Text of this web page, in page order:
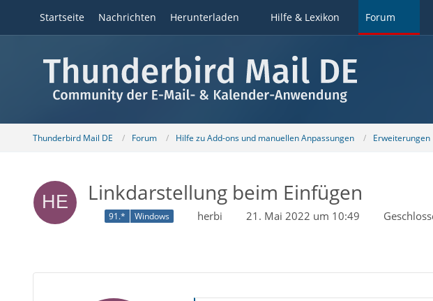
Startseite Nachrichten Herunterladen Hilfe & Lexikon Forum
Thunderbird Mail DE Forum Hilfe zu Add-ons und manuellen Anpassungen Erweiterungen
Linkdarstellung beim Einfügen
91.* Windows herbi 21. Mai 2022 um 10:49